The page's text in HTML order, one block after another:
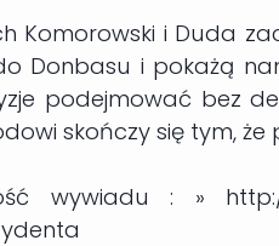
Komorowski i Duda
Donbasu i pokażą
podejmować bez
skończy się tym, że
wywiadu : »